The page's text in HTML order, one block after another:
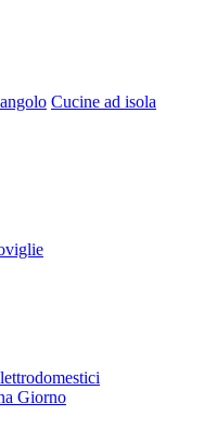
Cucine ad isola
Giorno